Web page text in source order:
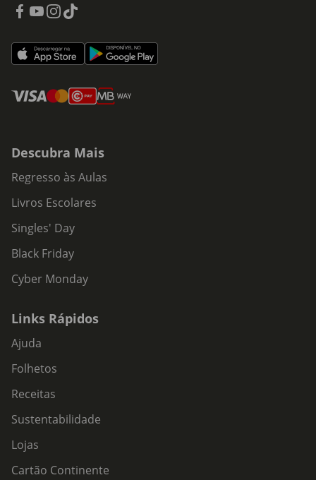
Descubra Mais
Regresso às Aulas
Livros Escolares
Singles' Day
Black Friday
Cyber Monday
Links Rápidos
Ajuda
Folhetos
Receitas
Sustentabilidade
Lojas
Cartão Continente